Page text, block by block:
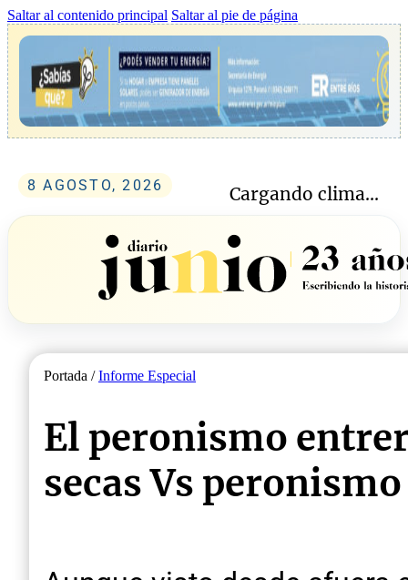
Saltar al contenido principal Saltar al pie de página
8 AGOSTO, 2026 Cargando clima...
Portada /Informe Especial
El peronismo
secas Vs